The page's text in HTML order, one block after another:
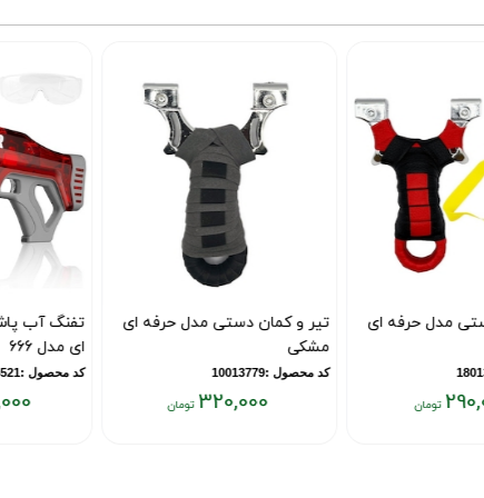
تیر و کمان دستی مدل حرفه ای
کد محصول :18013778
290,000
تیر و کمان دستی مدل حرفه ای
کد محصول :10013779
320,000